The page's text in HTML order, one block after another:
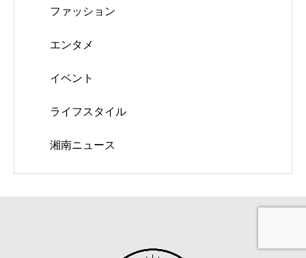
ファッション
エンタメ
イベント
ライフスタイル
湘南ニュース